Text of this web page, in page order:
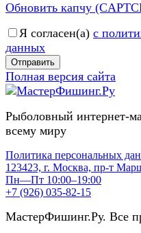
Обновить капчу
Я согласен(a) с
данных
Отправить
Полная версия сайта
Рыболовный интернет-
всему миру
Политика персональных
123423, г. Москва, пр-т
Пн—Пт 10:00–19:00
+7 (926) 035-82-15
МастерФишинг.Ру. Все